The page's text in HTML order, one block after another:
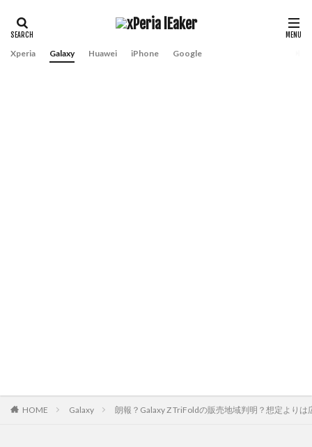
Xperia Galaxy Huawei iPhone Google
HOME Galaxy 朗報？Galaxy Z TriFoldの販売地域判明？想定よりは